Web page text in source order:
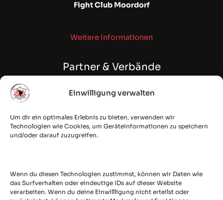
Einwilligung verwalten
Um dir ein optimales Erlebnis zu bieten, verwenden wir
Technologien wie Cookies, um Geräteinformationen zu speichern
und/oder darauf zuzugreifen.
Wenn du diesen Technologien zustimmst, können wir Daten wie
das Surfverhalten oder eindeutige IDs auf dieser Website
verarbeiten. Wenn du deine Einwillligung nicht erteilst oder
Fight Club Moordorf
Weitere Informationen
Partner & Verbände
WAKO NDS | NSKBV e.V.
Budostoff Online Shop
quesec: IT Security & Cloud